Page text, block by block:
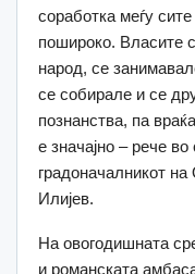
соработка меѓу
пошироко. Власите
народ, се
се собирале и се
познанства, па
е значајно – рече
градоначалникот
Илијев.
На овогодишната
и романската